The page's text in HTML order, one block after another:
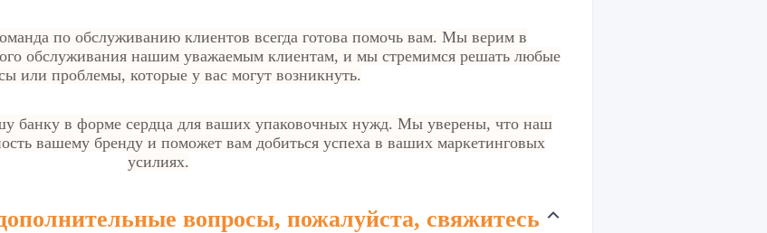
по обслуживанию клиентов всегда готова помочь вам. Мы верим в
обслуживания нашим уважаемым клиентам, и мы стремимся решать любые
или проблемы, которые у вас могут возникнуть.
банку в форме сердца для ваших упаковочных нужд. Мы уверены, что наш
вашему бренду и поможет вам добиться успеха в ваших маркетинговых
усилиях.
вопросы, пожалуйста, свяжитесь